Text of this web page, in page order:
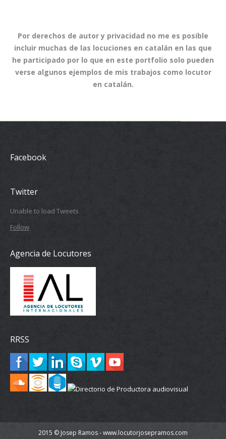
Por derechos de autor y privacidad no me es posible
incluir muchas de las locuciones en catalán en las que
he participado por lo que en este portfolio solo pueden
verse algunos ejemplos de mis trabajos como locutor
en catalán.
Facebook
Twitter
Unable to load Tweets
Follow
Agencia de Locutores
RRSS
2015 © Josep Ramos - www.locutorjosepramos.com